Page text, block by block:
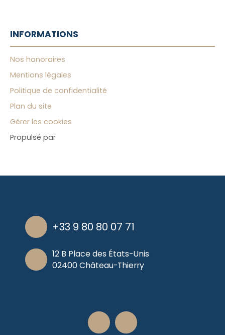
INFORMATIONS
Nos honoraires
Mentions légales
Politique de confidentialité
Plan du site
Gérer les cookies
Propulsé par
+33 9 80 80 07 71
12 B Place des États-Unis
02400 Château-Thierry